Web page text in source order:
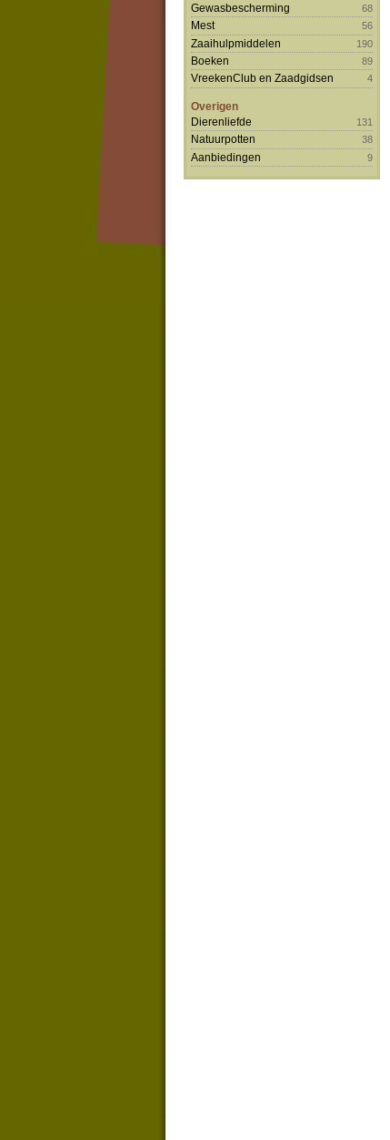
Gewasbescherming 68
Mest 56
Zaaihulpmiddelen 190
Boeken 89
VreekenClub en Zaadgidsen 4
Overigen
Dierenliefde
131
Natuurpotten 38
Aanbiedingen 9